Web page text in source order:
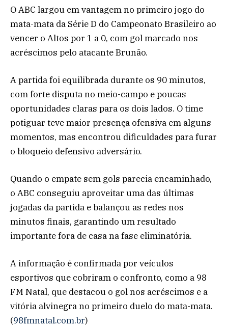
O ABC largou em vantagem no primeiro jogo do
mata-mata da Série D do Campeonato Brasileiro ao
vencer o Altos por 1 a 0, com gol marcado nos
acréscimos pelo atacante Brunão.
A partida foi equilibrada durante os 90 minutos,
com forte disputa no meio-campo e poucas
oportunidades claras para os dois lados. O time
potiguar teve maior presença ofensiva em alguns
momentos, mas encontrou dificuldades para furar
o bloqueio defensivo adversário.
Quando o empate sem gols parecia encaminhado,
o ABC conseguiu aproveitar uma das últimas
jogadas da partida e balançou as redes nos
minutos finais, garantindo um resultado
importante fora de casa na fase eliminatória.
A informação é confirmada por veículos
esportivos que cobriram o confronto, como a 98
FM Natal, que destacou o gol nos acréscimos e a
vitória alvinegra no primeiro duelo do mata-mata.
(98fmnatal.com.br)